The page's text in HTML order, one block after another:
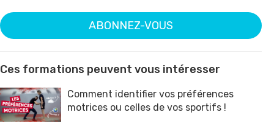
ABONNEZ-VOUS
Ces formations peuvent vous intéresser
Comment identifier vos préférences
motrices ou celles de vos sportifs !